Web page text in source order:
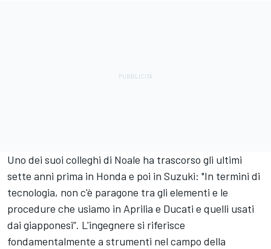
Uno dei suoi colleghi di Noale ha trascorso gli ultimi
sette anni prima in Honda e poi in Suzuki: "In termini di
tecnologia, non c'è paragone tra gli elementi e le
procedure che usiamo in Aprilia e Ducati e quelli usati
dai giapponesi”. L'ingegnere si riferisce
fondamentalmente a strumenti nel campo della